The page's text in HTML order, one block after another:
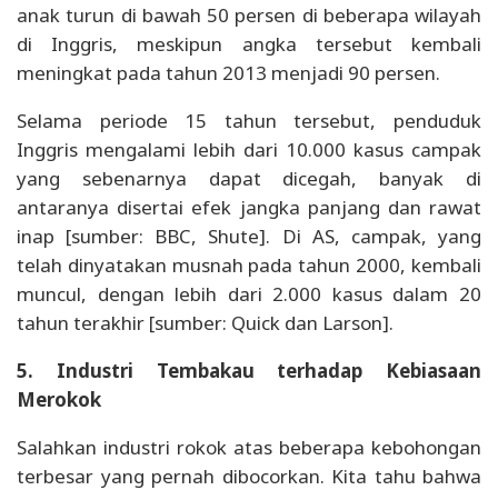
anak turun di bawah 50 persen di beberapa wilayah
di Inggris, meskipun angka tersebut kembali
meningkat pada tahun 2013 menjadi 90 persen.
Selama periode 15 tahun tersebut, penduduk
Inggris mengalami lebih dari 10.000 kasus campak
yang sebenarnya dapat dicegah, banyak di
antaranya disertai efek jangka panjang dan rawat
inap [sumber: BBC, Shute]. Di AS, campak, yang
telah dinyatakan musnah pada tahun 2000, kembali
muncul, dengan lebih dari 2.000 kasus dalam 20
tahun terakhir [sumber: Quick dan Larson].
5. Industri Tembakau terhadap Kebiasaan
Merokok
Salahkan industri rokok atas beberapa kebohongan
terbesar yang pernah dibocorkan. Kita tahu bahwa